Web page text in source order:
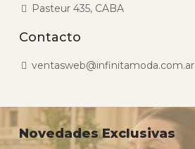
Pasteur 435, CABA
Contacto
ventasweb@infinitamoda.com.ar
Novedades Exclusivas